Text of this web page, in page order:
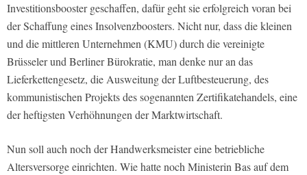
Investitionsbooster geschaffen, dafür geht sie erfolgreich voran bei
der Schaffung eines Insolvenzboosters. Nicht nur, dass die kleinen
und die mittleren Unternehmen (KMU) durch die vereinigte
Brüsseler und Berliner Bürokratie, man denke nur an das
Lieferkettengesetz, die Ausweitung der Luftbesteuerung, des
kommunistischen Projekts des sogenannten Zertifikatehandels, eine
der heftigsten Verhöhnungen der Marktwirtschaft.
Nun soll auch noch der Handwerksmeister eine betriebliche
Altersversorge einrichten. Wie hatte noch Ministerin Bas auf dem